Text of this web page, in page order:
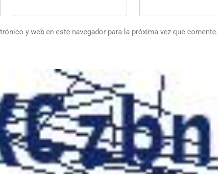
y web en este navegador para la próxima vez que comente.